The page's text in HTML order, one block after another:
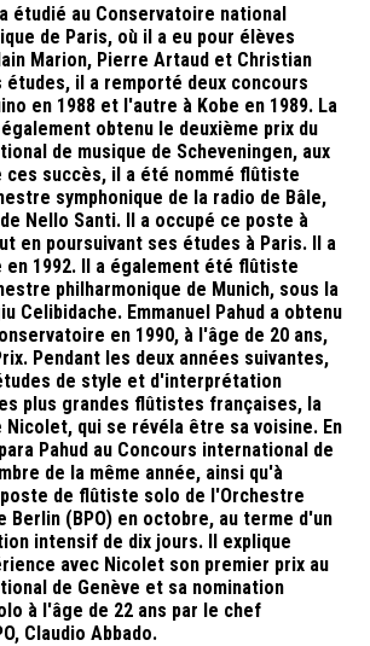
a étudié au Conservatoire national
de Paris, où il a eu pour élèves
Marion, Pierre Artaud et Christian
études, il a remporté deux concours
en 1988 et l'autre à Kobe en 1989. La
obtenu le deuxième prix du
de musique de Scheveningen, aux
ces succès, il a été nommé flûtiste
symphonique de la radio de Bâle,
Nello Santi. Il a occupé ce poste à
en poursuivant ses études à Paris. Il a
1992. Il a également été flûtiste
philharmonique de Munich, sous la
Celibidache. Emmanuel Pahud a obtenu
en 1990, à l'âge de 20 ans,
Pendant les deux années suivantes,
de style et d'interprétation
plus grandes flûtistes françaises, la
Nicolet, qui se révéla être sa voisine. En
Pahud au Concours international de
de la même année, ainsi qu'à
de flûtiste solo de l'Orchestre
Berlin (BPO) en octobre, au terme d'un
intensif de dix jours. Il explique
avec Nicolet son premier prix au
de Genève et sa nomination
à l'âge de 22 ans par le chef
Claudio Abbado.